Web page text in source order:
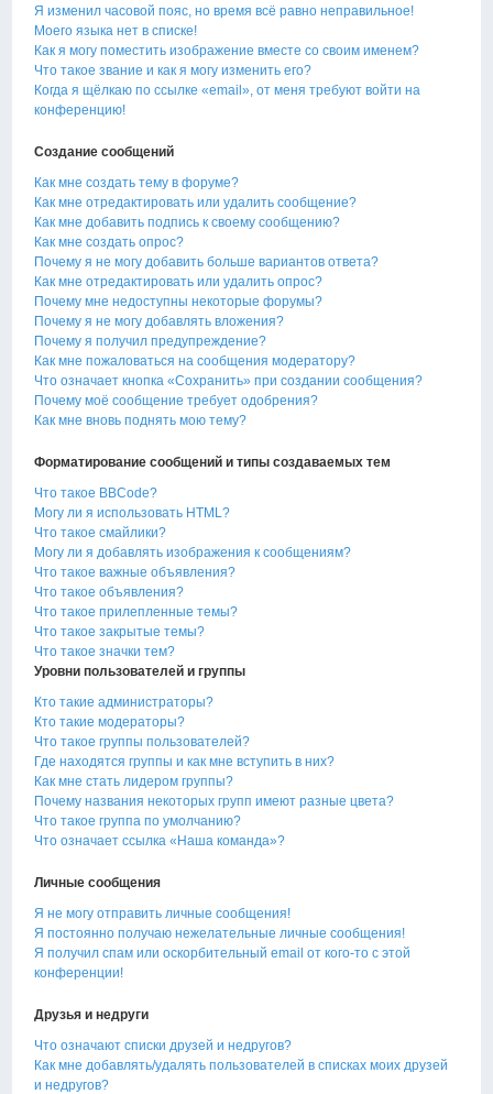
Я изменил часовой пояс, но время всё равно неправильное!
Моего языка нет в списке!
Как я могу поместить изображение вместе со своим именем?
Что такое звание и как я могу изменить его?
Когда я щёлкаю по ссылке «email», от меня требуют войти на
конференцию!
Создание сообщений
Как мне создать тему в форуме?
Как мне отредактировать или удалить сообщение?
Как мне добавить подпись к своему сообщению?
Как мне создать опрос?
Почему я не могу добавить больше вариантов ответа?
Как мне отредактировать или удалить опрос?
Почему мне недоступны некоторые форумы?
Почему я не могу добавлять вложения?
Почему я получил предупреждение?
Как мне пожаловаться на сообщения модератору?
Что означает кнопка «Сохранить» при создании сообщения?
Почему моё сообщение требует одобрения?
Как мне вновь поднять мою тему?
Форматирование сообщений и типы создаваемых тем
Что такое BBCode?
Могу ли я использовать HTML?
Что такое смайлики?
Могу ли я добавлять изображения к сообщениям?
Что такое важные объявления?
Что такое объявления?
Что такое прилепленные темы?
Что такое закрытые темы?
Что такое значки тем?
Уровни пользователей и группы
Кто такие администраторы?
Кто такие модераторы?
Что такое группы пользователей?
Где находятся группы и как мне вступить в них?
Как мне стать лидером группы?
Почему названия некоторых групп имеют разные цвета?
Что такое группа по умолчанию?
Что означает ссылка «Наша команда»?
Личные сообщения
Я не могу отправить личные сообщения!
Я постоянно получаю нежелательные личные сообщения!
Я получил спам или оскорбительный email от кого-то с этой
конференции!
Друзья и недруги
Что означают списки друзей и недругов?
Как мне добавлять/удалять пользователей в списках моих друзей
и недругов?